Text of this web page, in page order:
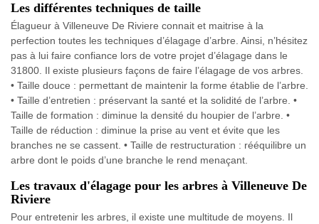
Les différentes techniques de taille
Élagueur à Villeneuve De Riviere connait et maitrise à la
perfection toutes les techniques d’élagage d’arbre. Ainsi, n’hésitez
pas à lui faire confiance lors de votre projet d’élagage dans le
31800. Il existe plusieurs façons de faire l’élagage de vos arbres.
• Taille douce : permettant de maintenir la forme établie de l’arbre.
• Taille d’entretien : préservant la santé et la solidité de l’arbre. •
Taille de formation : diminue la densité du houpier de l’arbre. •
Taille de réduction : diminue la prise au vent et évite que les
branches ne se cassent. • Taille de restructuration : rééquilibre un
arbre dont le poids d’une branche le rend menaçant.
Les travaux d'élagage pour les arbres à Villeneuve De
Riviere
Pour entretenir les arbres, il existe une multitude de moyens. Il